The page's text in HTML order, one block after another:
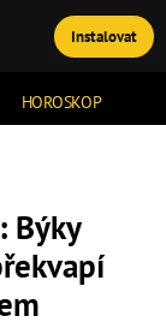
HOROSKOP
TÉMATA
Býky
Instalovat